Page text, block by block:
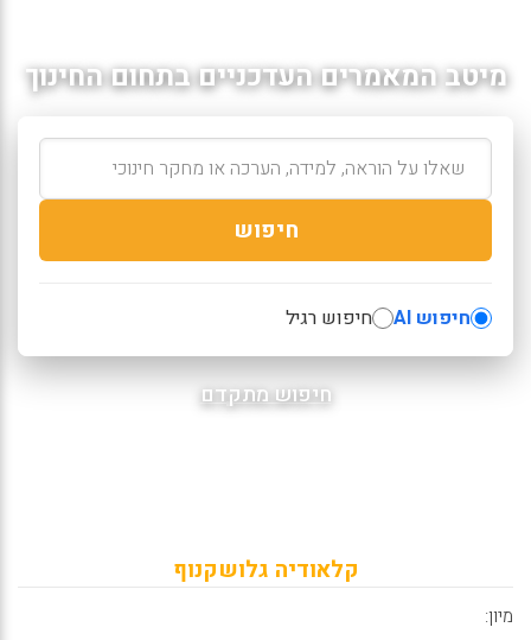
מיטב המאמרים העדכניים בתחום החינוך
חיפוש
חיפוש AI חיפוש רגיל
חיפוש מתקדם
קלאודיה גלושקנוף
מיון: